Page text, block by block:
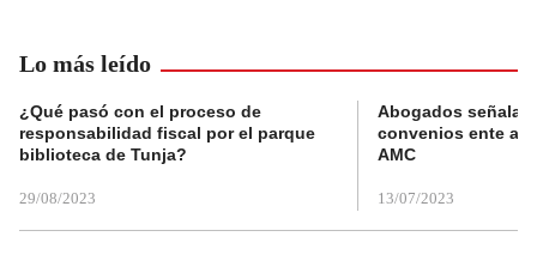
Lo más leído
¿Qué pasó con el proceso de
responsabilidad fiscal por el parque
biblioteca de Tunja?
29/08/2023
Abogados
convenios ente
AMC
13/07/2023